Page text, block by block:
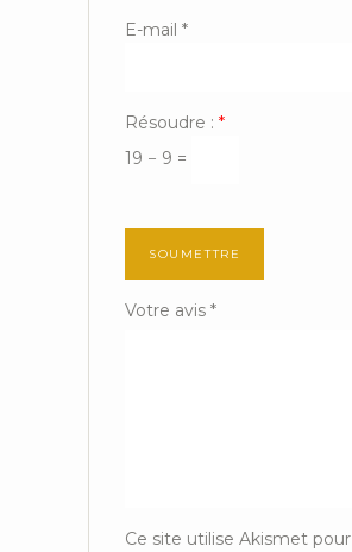
E-mail *
Résoudre : *
19 − 9 =
Votre avis *
Ce site utilise Akismet pour